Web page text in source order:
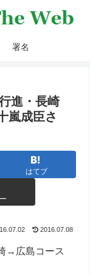
署名
進・長崎
嵐成臣さ
はてブ
2016.07.08
→広島コース